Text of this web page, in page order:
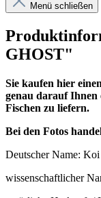
Menü schließen
GHOST"
Sie kaufen hier
genau darauf Ihnen
Fischen zu liefern.
Bei den Fotos
Deutscher Name:
wissenschaftlicher